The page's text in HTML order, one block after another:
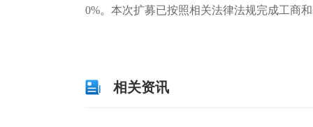
0%。本次扩募已按照相关法律法规完成工商
相关资讯